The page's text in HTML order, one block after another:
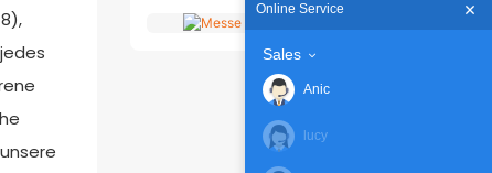
Online Service
Sales
Anic
lucy